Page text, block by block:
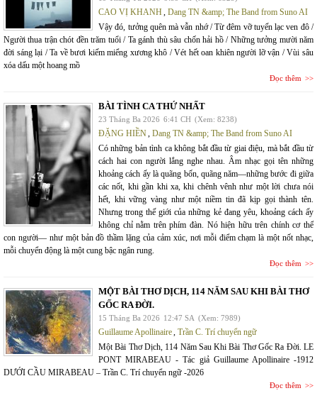
CAO VỊ KHANH, Dang TN &amp; The Band from Suno AI
Vậy đó, tưởng quên mà vẫn nhớ / Từ đêm vỡ tuyến lạc ven đô /
Người thua trận chót đền trăm tuổi / Ta gánh thù sâu chốn hải hồ / Những tưởng mười năm
đời sáng lại / Ta về bươi kiếm miểng xương khô / Vét hết oan khiên người lỡ vận / Vùi sâu
xóa dấu một hoang mồ
Đọc thêm
BÀI TÌNH CA THỨ NHẤT
23 Tháng Ba 2026 6:41 CH (Xem: 8238)
ĐẶNG HIỀN, Dang TN &amp; The Band from Suno AI
Có những bản tình ca không bắt đầu từ giai điệu, mà bắt đầu từ
cách hai con người lắng nghe nhau. Âm nhạc gọi tên những
khoảng cách ấy là quãng bốn, quãng năm—những bước đi giữa
các nốt, khi gần khi xa, khi chênh vênh như một lời chưa nói
hết, khi vững vàng như một niềm tin đã kịp gọi thành tên.
Nhưng trong thế giới của những kẻ đang yêu, khoảng cách ấy
không chỉ nằm trên phím đàn. Nó hiện hữu trên chính cơ thể
con người— như một bản đồ thầm lặng của cảm xúc, nơi mỗi điểm chạm là một nốt nhạc,
mỗi chuyển động là một cung bậc ngân rung.
Đọc thêm
MỘT BÀI THƠ DỊCH, 114 NĂM SAU KHI BÀI THƠ
GỐC RA ĐỜI.
15 Tháng Ba 2026 12:47 SA (Xem: 7989)
Guillaume Apollinaire, Trần C. Trí chuyển ngữ
Một Bài Thơ Dịch, 114 Năm Sau Khi Bài Thơ Gốc Ra Đời. LE
PONT MIRABEAU - Tác giả Guillaume Apollinaire -1912
DƯỚI CẦU MIRABEAU – Trần C. Trí chuyển ngữ -2026
Đọc thêm